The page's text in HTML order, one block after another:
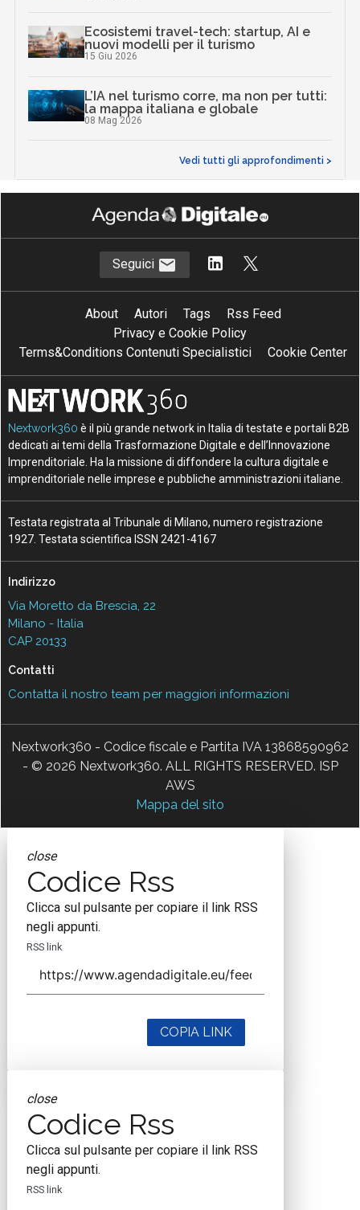
Ecosistemi travel-tech: startup, AI e
nuovi modelli per il turismo
15 Giu 2026
L’IA nel turismo corre, ma non per tutti:
la mappa italiana e globale
08 Mag 2026
Vedi tutti gli approfondimenti >
Seguici
About Autori Tags
Rss Feed
Privacy e Cookie Policy
Terms&Conditions Contenuti Specialistici
Cookie Center
Nextwork360 è il più grande network in Italia di testate e portali B2B
dedicati ai temi della Trasformazione Digitale e dell’Innovazione
Imprenditoriale. Ha la missione di diffondere la cultura digitale e
imprenditoriale nelle imprese e pubbliche amministrazioni italiane.
Testata registrata al Tribunale di Milano, numero registrazione
1927. Testata scientifica ISSN 2421-4167
Indirizzo
Via Moretto da Brescia, 22
Milano - Italia
CAP 20133
Contatti
Contatta il nostro team per maggiori informazioni
Nextwork360 - Codice fiscale e Partita IVA 13868590962
- © 2026 Nextwork360. ALL RIGHTS RESERVED. ISP
AWS
Mappa del sito
close
Codice Rss
Clicca sul pulsante per copiare il link RSS
negli appunti.
RSS link
COPIA LINK
close
Codice Rss
Clicca sul pulsante per copiare il link RSS
negli appunti.
RSS link